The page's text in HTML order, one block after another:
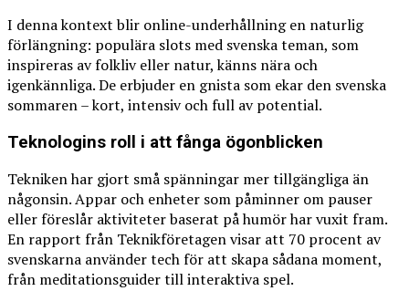
I denna kontext blir online-underhållning en naturlig
förlängning: populära slots med svenska teman, som
inspireras av folkliv eller natur, känns nära och
igenkännliga. De erbjuder en gnista som ekar den svenska
sommaren – kort, intensiv och full av potential.
Teknologins roll i att fånga ögonblicken
Tekniken har gjort små spänningar mer tillgängliga än
någonsin. Appar och enheter som påminner om pauser
eller föreslår aktiviteter baserat på humör har vuxit fram.
En rapport från Teknikföretagen visar att 70 procent av
svenskarna använder tech för att skapa sådana moment,
från meditationsguider till interaktiva spel.